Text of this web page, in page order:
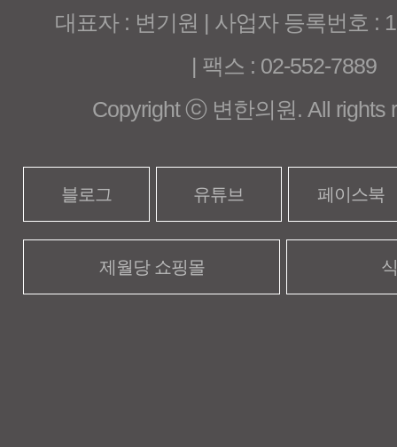
대표자 : 변기원 | 사업자 등록번호 :
| 팩스 : 02-552-7889
Copyright ⓒ 변한의원. All rights
블로그 유튜브 페이스북
제월당 쇼핑몰